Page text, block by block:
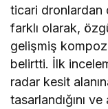
ticari dronlardan
farklı olarak,
gelişmiş
belirtti. İlk
radar kesit
tasarlandığını